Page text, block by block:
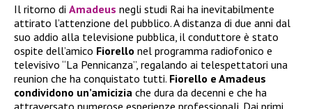
Il ritorno di Amadeus negli studi Rai ha inevitabilmente
attirato l’attenzione del pubblico. A distanza di due anni dal
suo addio alla televisione pubblica, il conduttore è stato
ospite dell’amico Fiorello nel programma radiofonico e
televisivo “La Pennicanza”, regalando ai telespettatori una
reunion che ha conquistato tutti. Fiorello e Amadeus
condividono un’amicizia che dura da decenni e che ha
attraversato numerose esperienze professionali. Dai primi